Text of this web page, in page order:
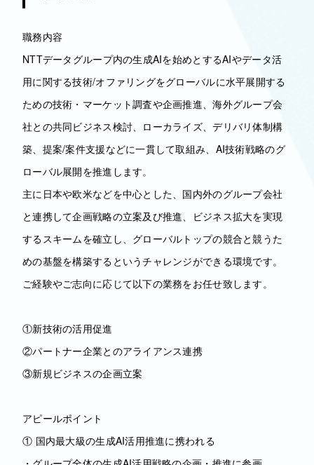
職務内容
NTTデータグループ内の生成AIを始めとするAIやデータ活
用に関する技術/オファリングをグローバルに水平展開する
ための技術・マーケット調査や企画推進、海外グループ会
社との共同ビジネス検討、ローカライズ、デリバリ体制構
築、提案/案件支援などに一貫して取組み、AI技術戦略のグ
ローバル展開を推進します。
主に日本や欧米などを中心とした、国内外のグループ会社
と連携して企画戦略の立案及び推進、ビジネス拡大を実現
するスキームを確立し、グローバルトップの競合と競うた
めの基盤を構築するというチャレンジができる環境です。
ご経験やご志向に応じて以下の業務をお任せ致します。
①新技術の活用促進
②パートナー企業とのアライアンス連携
③新規ビジネスの企画立案
アピールポイント
① 国内最大級の生成AI活用推進に携われる